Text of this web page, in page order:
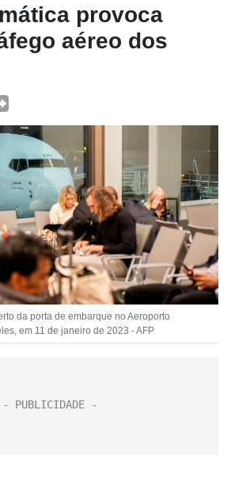
provoca
aéreo dos
da porta de embarque no Aeroporto
em 11 de janeiro de 2023 - AFP